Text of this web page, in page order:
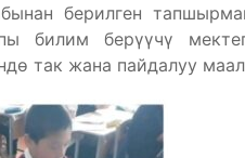
берилген
билим берүүчү
так жана пайдалуу